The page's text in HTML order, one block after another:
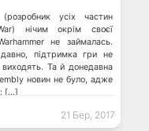
усіх частин
нічим окрім своєї
не займалась.
підтримка гри не
Та й донедавна
новин не було, адже
[…]
21 Бер, 2017